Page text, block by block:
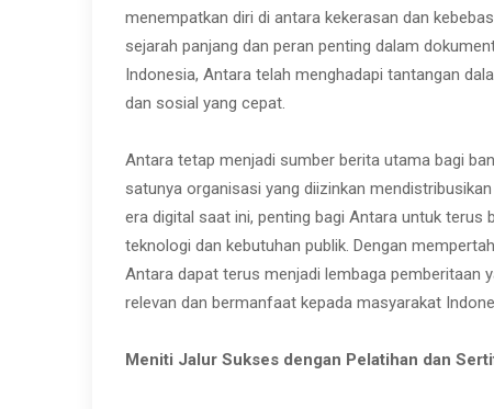
menempatkan diri di antara kekerasan dan
sejarah panjang dan peran penting dalam
Indonesia, Antara telah menghadapi tantangan
dan sosial yang cepat.
Antara tetap menjadi sumber berita utama bagi
satunya organisasi yang diizinkan
era digital saat ini, penting bagi Antara untuk terus
teknologi dan kebutuhan publik. Dengan
Antara dapat terus menjadi lembaga pemberitaan
relevan dan bermanfaat kepada masyarakat
Meniti Jalur Sukses dengan Pelatihan dan